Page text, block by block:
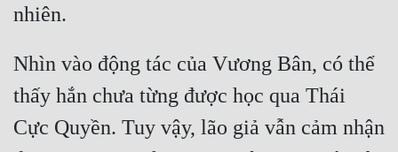
Quân Sự
Sảng Văn
Sắc
Nhìn vào động tác của Vương Bân, có thể
thấy hắn chưa từng được học qua Thái
Cực Quyền. Tuy vậy, lão giả vẫn cảm nhận